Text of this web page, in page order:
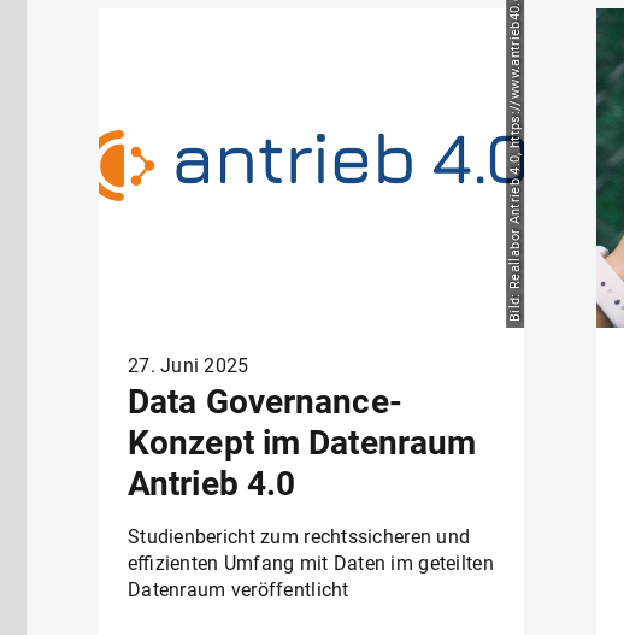
Bild: Reallabor Antrieb 4.0, https://www.antrieb40.org/
27. Juni 2025
Data Governance-
Konzept im Datenraum
Antrieb 4.0
Studienbericht zum rechtssicheren und
effizienten Umfang mit Daten im geteilten
Datenraum veröffentlicht